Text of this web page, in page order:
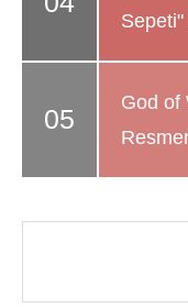
Sepeti"
God of